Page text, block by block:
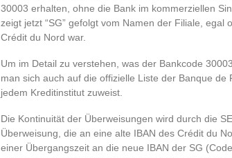
30003 erhalten, ohne die Bank im kommerziellen
zeigt jetzt “SG” gefolgt vom Namen der Filiale,
Crédit du Nord war.
Um im Detail zu verstehen, was der Bankcode
man sich auch auf die offizielle Liste der Banque
jedem Kreditinstitut zuweist.
Die Kontinuität der Überweisungen wird durch die
Überweisung, die an eine alte IBAN des Crédit du
einer Übergangszeit an die neue IBAN der SG